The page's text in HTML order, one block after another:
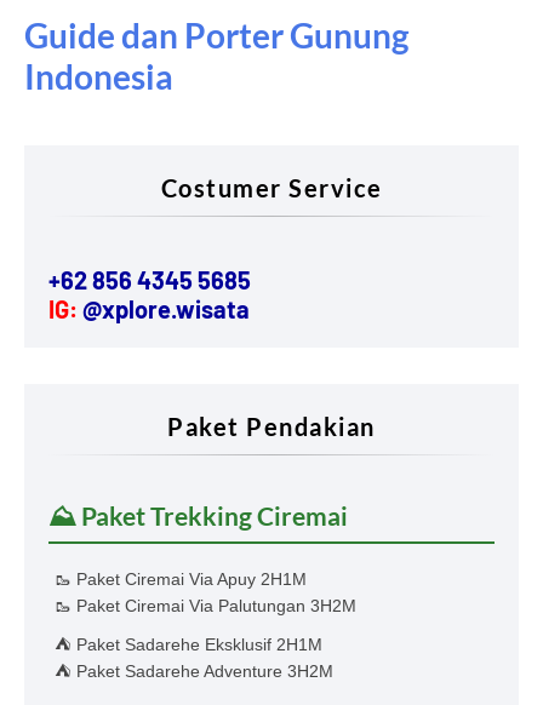
Guide dan Porter Gunung
Indonesia
Costumer Service
+62 856 4345 5685
IG: @xplore.wisata
Paket Pendakian
⛰️ Paket Trekking Ciremai
🥾 Paket Ciremai Via Apuy 2H1M
🥾 Paket Ciremai Via Palutungan 3H2M
⛺ Paket Sadarehe Eksklusif 2H1M
⛺ Paket Sadarehe Adventure 3H2M